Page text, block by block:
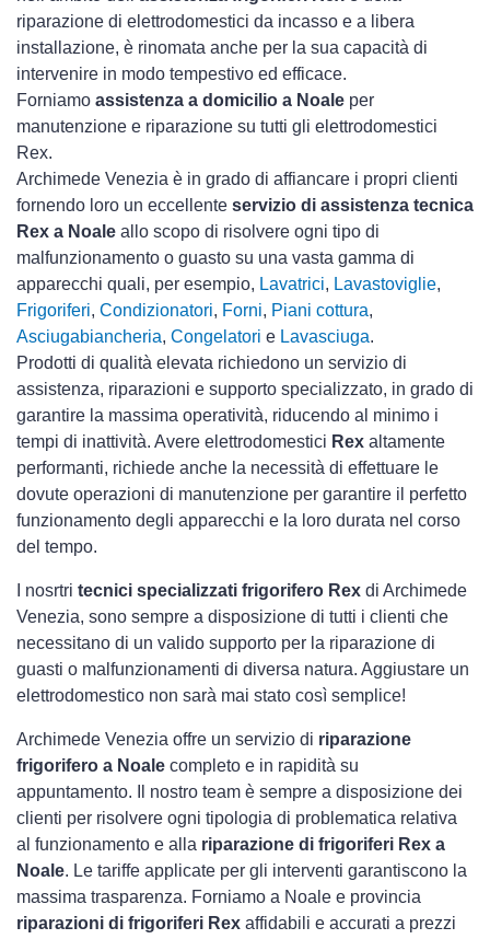
riparazione di elettrodomestici da incasso e a libera
installazione, è rinomata anche per la sua capacità di
intervenire in modo tempestivo ed efficace.
Forniamo assistenza a domicilio a Noale per
manutenzione e riparazione su tutti gli elettrodomestici
Rex.
Archimede Venezia è in grado di affiancare i propri clienti
fornendo loro un eccellente servizio di assistenza tecnica
Rex a Noale allo scopo di risolvere ogni tipo di
malfunzionamento o guasto su una vasta gamma di
apparecchi quali, per esempio, Lavatrici, Lavastoviglie,
Frigoriferi, Condizionatori, Forni, Piani cottura,
Asciugabiancheria, Congelatori e Lavasciuga.
Prodotti di qualità elevata richiedono un servizio di
assistenza, riparazioni e supporto specializzato, in grado di
garantire la massima operatività, riducendo al minimo i
tempi di inattività. Avere elettrodomestici Rex altamente
performanti, richiede anche la necessità di effettuare le
dovute operazioni di manutenzione per garantire il perfetto
funzionamento degli apparecchi e la loro durata nel corso
del tempo.
I nosrtri tecnici specializzati frigorifero Rex di Archimede
Venezia, sono sempre a disposizione di tutti i clienti che
necessitano di un valido supporto per la riparazione di
guasti o malfunzionamenti di diversa natura. Aggiustare un
elettrodomestico non sarà mai stato così semplice!
Archimede Venezia offre un servizio di riparazione
frigorifero a Noale completo e in rapidità su
appuntamento. Il nostro team è sempre a disposizione dei
clienti per risolvere ogni tipologia di problematica relativa
al funzionamento e alla riparazione di frigoriferi Rex a
Noale. Le tariffe applicate per gli interventi garantiscono la
massima trasparenza. Forniamo a Noale e provincia
riparazioni di frigoriferi Rex affidabili e accurati a prezzi